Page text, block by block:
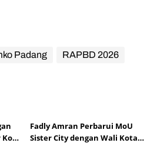
Padang RAPBD 2026
Fadly Amran Perbarui MoU
Sister City dengan Wali Kota